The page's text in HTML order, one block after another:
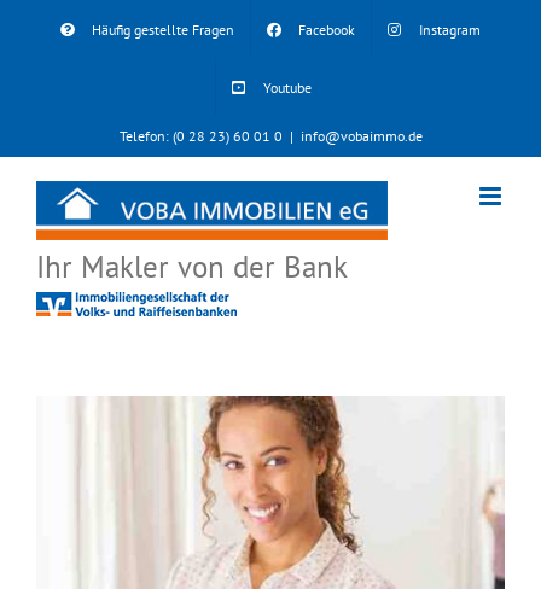
Häufig gestellte Fragen Facebook Instagram
Youtube
Telefon: (0 28 23) 60 01 0 | info@vobaimmo.de
Ihr Makler von der Bank